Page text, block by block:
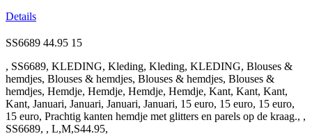
Details
SS6689 44.95 15
, SS6689, KLEDING, Kleding, Kleding, KLEDING, Blouses &
hemdjes, Blouses & hemdjes, Blouses & hemdjes, Blouses &
hemdjes, Hemdje, Hemdje, Hemdje, Hemdje, Kant, Kant, Kant,
Kant, Januari, Januari, Januari, Januari, 15 euro, 15 euro, 15 euro,
15 euro, Prachtig kanten hemdje met glitters en parels op de kraag., ,
SS6689, , L,M,S44.95,